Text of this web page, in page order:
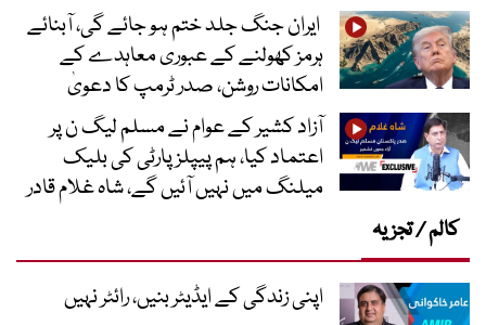
ایران جنگ جلد ختم ہو جائے گی، آبنائے
ہرمز کھولنے کے عبوری معاہدے کے
امکانات روشن، صدر ٹرمپ کا دعویٰ
آزاد کشیر کے عوام نے مسلم لیگ ن پر
اعتماد کیا، ہم پیپلز پارٹی کی بلیک
میلنگ میں نہیں آئیں گے، شاہ غلام قادر
کالم / تجزیہ
اپنی زندگی کے ایڈیٹر بنیں، رائٹر نہیں